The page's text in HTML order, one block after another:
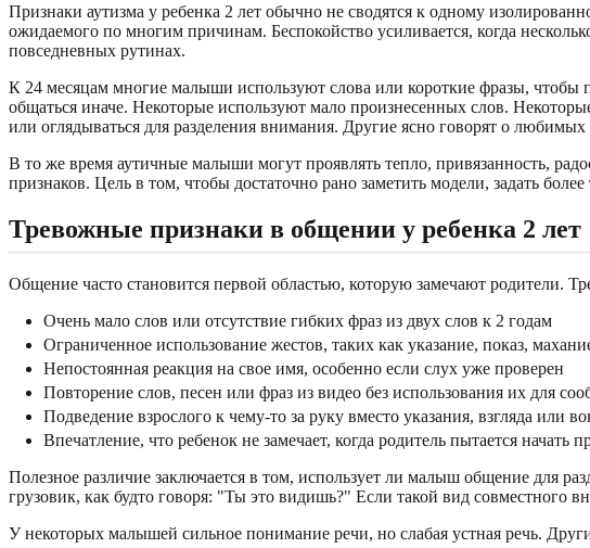
Признаки аутизма у ребенка 2 лет обычно не сводятся к одному
ожидаемого по многим причинам. Беспокойство усиливается, когда
повседневных рутинах.
К 24 месяцам многие малыши используют слова или короткие фразы, чтобы
общаться иначе. Некоторые используют мало произнесенных слов.
или оглядываться для разделения внимания. Другие ясно говорят о
В то же время аутичные малыши могут проявлять тепло, привязанность,
признаков. Цель в том, чтобы достаточно рано заметить модели, задать
Тревожные признаки в общении у ребенка 2 лет
Общение часто становится первой областью, которую замечают родители.
Очень мало слов или отсутствие гибких фраз из двух слов к 2 годам
Ограниченное использование жестов, таких как указание, показ,
Непостоянная реакция на свое имя, особенно если слух уже проверен
Повторение слов, песен или фраз из видео без использования их для
Подведение взрослого к чему-то за руку вместо указания, взгляда или
Впечатление, что ребенок не замечает, когда родитель пытается начать
Полезное различие заключается в том, использует ли малыш общение для
грузовик, как будто говоря: "Ты это видишь?" Если такой вид совместного
У некоторых малышей сильное понимание речи, но слабая устная речь.